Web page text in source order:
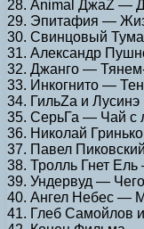
28. Animal ДжаZ —
29. Эпитафия —
30. Свинцовый
31. Александр
32. Джанго —
33. Инкогнито —
34. ГильZа и
35. СерьГа — Чай с
36. Николай
37. Павел
38. Тролль Гнет
39. Ундервуд —
40. Ангел Небес —
41. Глеб Самойлов